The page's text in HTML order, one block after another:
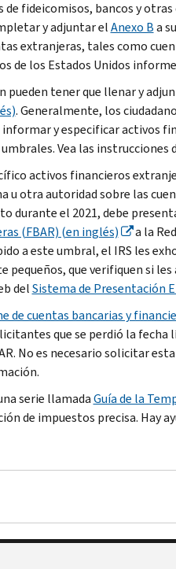
fideicomisos, bancos y
y adjuntar elAnexo Ba
extranjeras, tales como
de los Estados Unidos
tener que llenar y
. Generalmente, los
y especificar activos
Vea las
activos financieros
u otra autoridad sobre las
durante el 2021, debe
(FBAR) (en inglés)
a la
a este umbral, el IRS les
que verifiquen si
delSistema de Presentación
de cuentas bancarias y
que se perdió la
No es necesario solicitar
serie llamadaGuía de la
de impuestos precisa. Hay